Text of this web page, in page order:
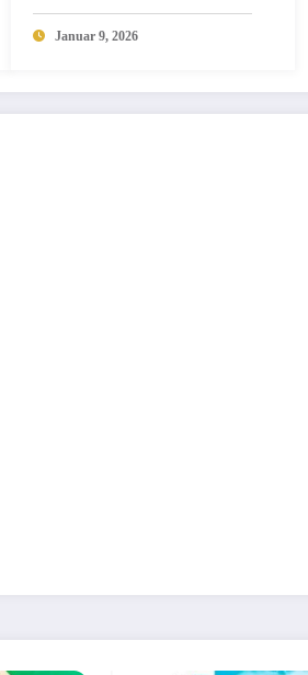
Klinkenstecker, der in Ihrem
Audioanschluss feststeckt:
Methode
Januar 9, 2026